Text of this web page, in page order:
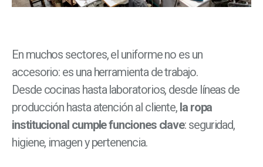
En muchos sectores, el uniforme no es un
accesorio: es una herramienta de trabajo.
Desde cocinas hasta laboratorios, desde líneas de
producción hasta atención al cliente, la ropa
institucional cumple funciones clave: seguridad,
higiene, imagen y pertenencia.